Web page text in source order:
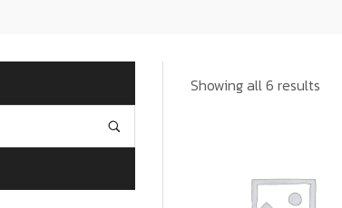
Showing all 6 results